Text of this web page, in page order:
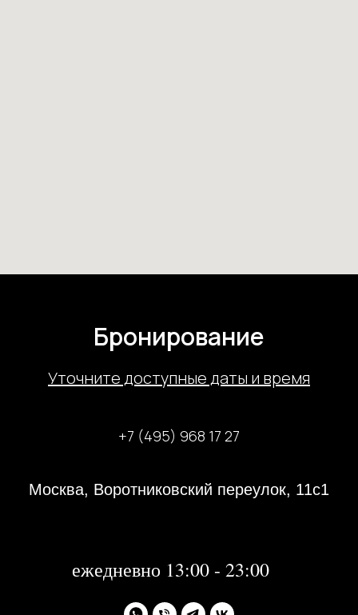
Бронирование
Уточните доступные даты и время
+7 (495) 968 17 27
Москва, Воротниковский переулок, 11с1
ежедневно 13:00 - 23:00